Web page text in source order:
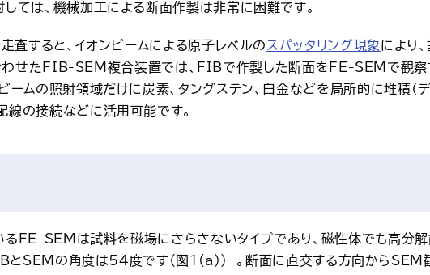
ては、機械加工による断面作製は非常に困難です。
査すると、イオンビームによる原子レベルのスパッタリング現象により
せたFIB-SEM複合装置では、FIBで作製した断面をFE-SEMで観察す
ームの照射領域だけに炭素、タングステン、白金などを局所的に堆積（
の接続などに活用可能です。
FE-SEMは試料を磁場にさらさないタイプであり、磁性体でも高分解
とSEMの角度は54度です（図１(a)）  。断面に直交する方向から